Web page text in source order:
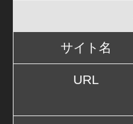
サイト名
URL